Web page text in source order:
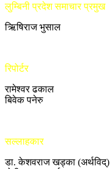
लुम्बिनी प्रदेश समाचार प्रमुख
ऋिषिराज भुसाल
रिपोर्टर
रामेश्वर ढकाल
बिवेक पनेरु
सल्लाहकार
डा. केशवराज खड्का (अर्थविद्)